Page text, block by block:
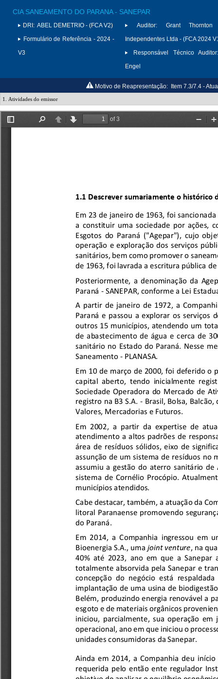
CIA SANEAMENTO DO PARANA - SANEPAR
DRI: ABEL DEMETRIO - (FCA V2)
Formulário de Referência - 2024 -
V3
Auditor:
Grant Thornton
Independentes Ltda - (FCA 2024
Responsável Técnico
Engel
Motivo de Reapresentação: Item 7.3/7.4 -